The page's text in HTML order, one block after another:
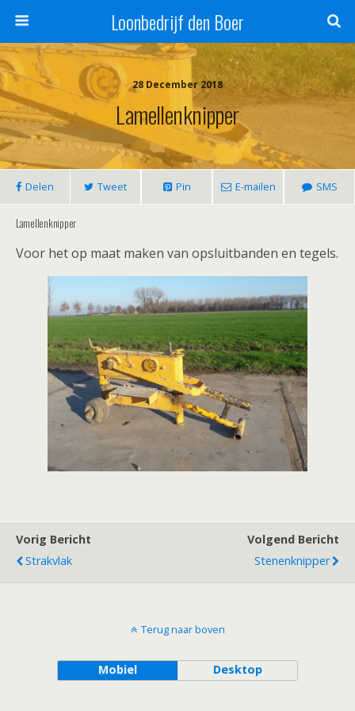
Loonbedrijf den Boer
28 December 2018
Lamellenknipper
Delen Tweet Pin E-mailen SMS
Lamellenknipper
Voor het op maat maken van opsluitbanden en tegels.
Vorig Bericht
Strakvlak
Volgend Bericht
Stenenknipper
Terug naar boven
Mobiel Desktop